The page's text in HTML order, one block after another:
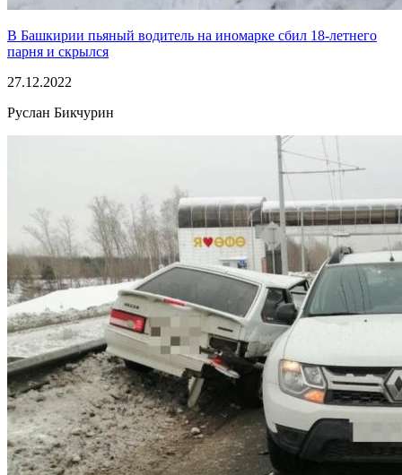
В Башкирии пьяный водитель на иномарке сбил 18-летнего
парня и скрылся
27.12.2022
Руслан Бикчурин